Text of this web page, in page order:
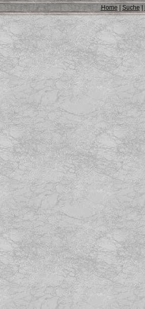
Home| Suche |